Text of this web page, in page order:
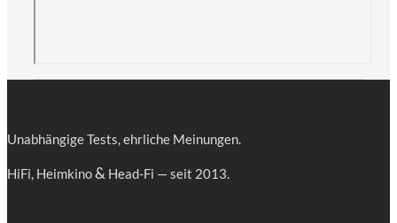
Unab­hän­gi­ge Tests, ehr­li­che Meinungen.
HiFi, Heim­ki­no& Head-Fi — seit 2013.